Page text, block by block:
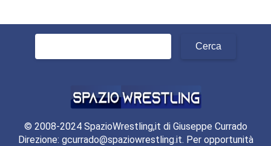
© 2008-2024 SpazioWrestling,it di Giuseppe Currado
Direzione: gcurrado@spaziowrestling.it. Per opportunità